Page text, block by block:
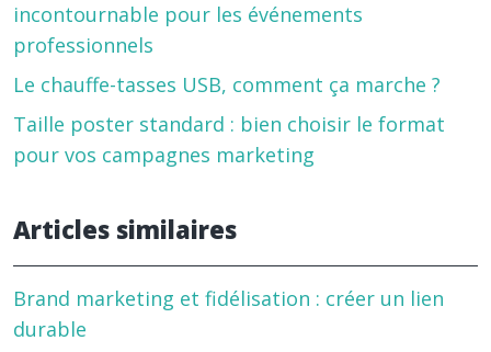
incontournable pour les événements
professionnels
Le chauffe-tasses USB, comment ça marche ?
Taille poster standard : bien choisir le format
pour vos campagnes marketing
Articles similaires
Brand marketing et fidélisation : créer un lien
durable